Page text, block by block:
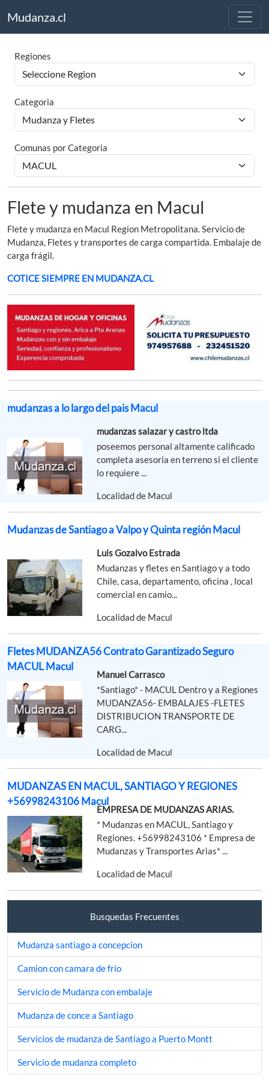
Mudanza.cl
Regiones
Categoria
Comunas por Categoria
Flete y mudanza en Macul
Flete y mudanza en Macul Region Metropolitana. Servicio de
Mudanza, Fletes y transportes de carga compartida. Embalaje de
carga frágil.
COTICE SIEMPRE EN MUDANZA.CL
mudanzas a lo largo del pais Macul
mudanzas salazar y castro ltda
poseemos personal altamente calificado
completa asesoria en terreno si el cliente
lo requiere ...
Localidad de Macul
Mudanzas de Santiago a Valpo y Quinta región Macul
Luis Gozalvo Estrada
Mudanzas y fletes en Santiago y a todo
Chile, casa, departamento, oficina , local
comercial en camio...
Localidad de Macul
Fletes MUDANZA56 Contrato Garantizado Seguro
MACUL Macul
Manuel Carrasco
*Santiago* - MACUL Dentro y a Regiones
MUDANZA56- EMBALAJES -FLETES
DISTRIBUCION TRANSPORTE DE
CARG...
Localidad de Macul
MUDANZAS EN MACUL, SANTIAGO Y REGIONES
+56998243106 Macul
EMPRESA DE MUDANZAS ARIAS.
* Mudanzas en MACUL, Santiago y
Regiones. +56998243106 * Empresa de
Mudanzas y Transportes Arias* ...
Localidad de Macul
Busquedas Frecuentes
Mudanza santiago a concepcion
Camion con camara de frio
Servicio de Mudanza con embalaje
Mudanza de conce a Santiago
Servicios de mudanza de Santiago a Puerto Montt
Servicio de mudanza completo